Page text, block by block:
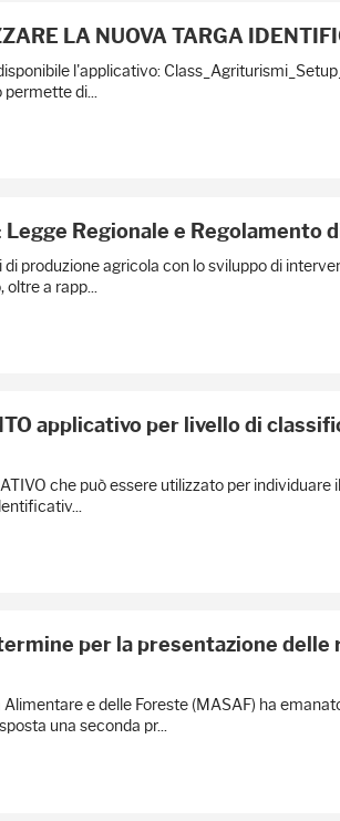
LA NUOVA TARGA
l'applicativo:
di...
Regionale e Regolamento
produzione agricola con lo sviluppo di
a rapp...
applicativo per livello di
che può essere utilizzato per
per la presentazione delle
Alimentare e delle Foreste (MASAF) ha
una seconda pr...